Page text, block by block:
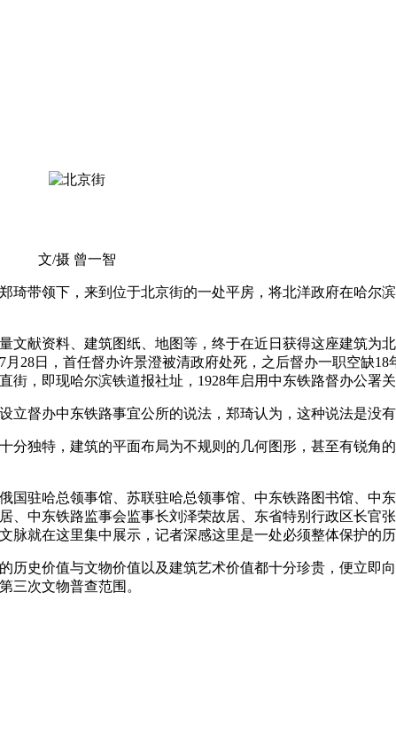
文/摄 曾一智
带领下，来到位于北京街的一处平房，将北洋政府在哈尔
献资料、建筑图纸、地图等，终于在近日获得这座建筑为
28日，首任督办许景澄被清政府处死，之后督办一职空缺
，即现哈尔滨铁道报社址，1928年启用中东铁路督办公署关
督办中东铁路事宜公所的说法，郑琦认为，这种说法是没有
独特，建筑的平面布局为不规则的几何图形，甚至有锐角
驻哈总领事馆、苏联驻哈总领事馆、中东铁路图书馆、中
中东铁路监事会监事长刘泽荣故居、东省特别行政区长官
就在这里集中展示，记者深感这里是一处必须整体保护的历
史价值与文物价值以及建筑艺术价值都十分珍贵，便立即
三次文物普查范围。